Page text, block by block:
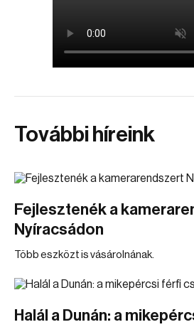
További híreink
Fejlesztenék a
Nyíracsádon
Több eszközt is vásárolnának.
Halál a Dunán: a